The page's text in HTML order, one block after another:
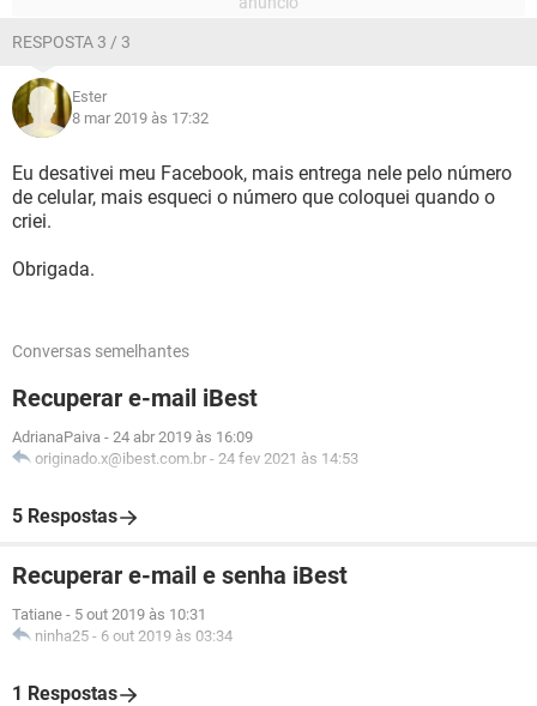
RESPOSTA 3 / 3
Ester
8 mar 2019 às 17:32
Eu desativei meu Facebook, mais entrega nele pelo número
de celular, mais esqueci o número que coloquei quando o
criei.
Obrigada.
Conversas semelhantes
Recuperar e-mail iBest
AdrianaPaiva - 24 abr 2019 às 16:09
originado.x@ibest.com.br - 24 fev 2021 às 14:53
5 Respostas
Recuperar e-mail e senha iBest
Tatiane - 5 out 2019 às 10:31
ninha25 - 6 out 2019 às 03:34
1 Respostas